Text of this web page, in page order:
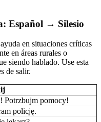
Español → Silesio
en situaciones críticas
en áreas rurales o
siendo hablado. Use esta
de salir.
Potrzbujm pomocy!
policję.